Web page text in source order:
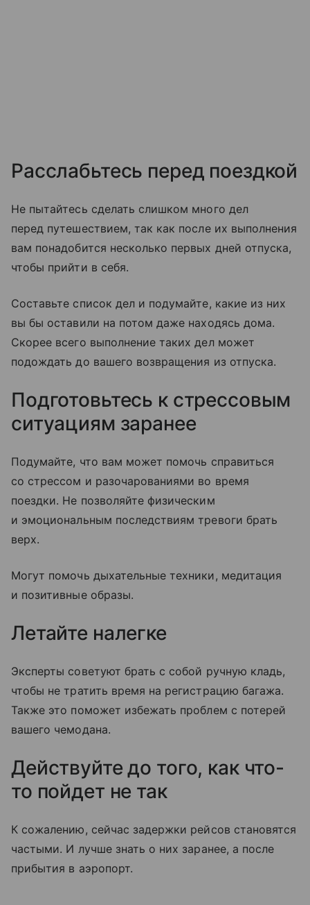
Расслабьтесь перед поездкой
Не пытайтесь сделать слишком много дел
перед путешествием, так как после их выполнения
вам понадобится несколько первых дней отпуска,
чтобы прийти в себя.
Составьте список дел и подумайте, какие из них
вы бы оставили на потом даже находясь дома.
Скорее всего выполнение таких дел может
подождать до вашего возвращения из отпуска.
Подготовьтесь к стрессовым
ситуациям заранее
Подумайте, что вам может помочь справиться
со стрессом и разочарованиями во время
поездки. Не позволяйте физическим
и эмоциональным последствиям тревоги брать
верх.
Могут помочь дыхательные техники, медитация
и позитивные образы.
Летайте налегке
Эксперты советуют брать с собой ручную кладь,
чтобы не тратить время на регистрацию багажа.
Также это поможет избежать проблем с потерей
вашего чемодана.
Действуйте до того, как что-
то пойдет не так
К сожалению, сейчас задержки рейсов становятся
частыми. И лучше знать о них заранее, а после
прибытия в аэропорт.